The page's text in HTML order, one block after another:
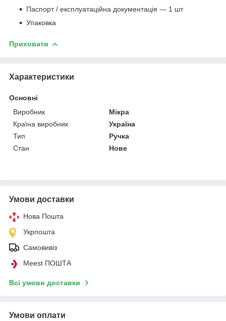
Паспорт / експлуатаційна документація — 1 шт
Упаковка
Приховати
Характеристики
Основні
Виробник
Мікра
Країна виробник
Україна
Тип
Ручка
Стан
Нове
Умови доставки
Нова Пошта
Укрпошта
Самовивіз
Meest ПОШТА
Всі умови доставки
Умови оплати